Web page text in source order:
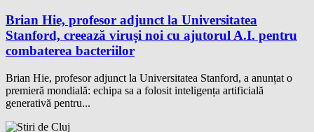
Brian Hie, profesor adjunct la Universitatea
Stanford, creează viruși noi cu ajutorul A.I. pentru
combaterea bacteriilor
Brian Hie, profesor adjunct la Universitatea Stanford, a anunțat o
premieră mondială: echipa sa a folosit inteligența artificială
generativă pentru...